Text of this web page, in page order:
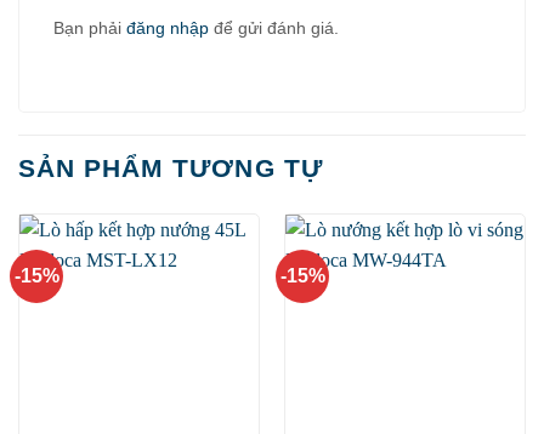
Bạn phải đăng nhập để gửi đánh giá.
SẢN PHẨM TƯƠNG TỰ
-15% -15%